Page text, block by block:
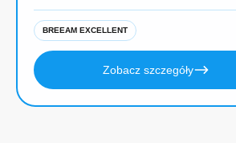
BREEAM EXCELLENT
Zobacz szczegóły